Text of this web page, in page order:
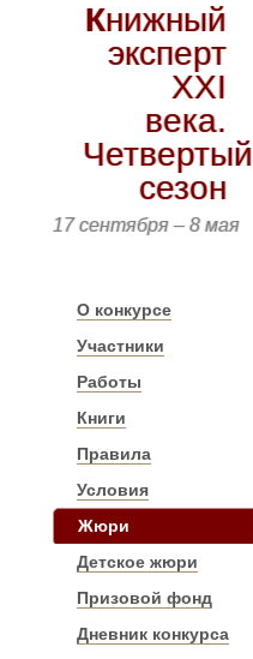
Книжный
эксперт
ХХI
века.
Четвертый
сезон
17 сентября – 8 мая
О конкурсе
Участники
Работы
Книги
Правила
Условия
Жюри
Детское жюри
Призовой фонд
Дневник конкурса